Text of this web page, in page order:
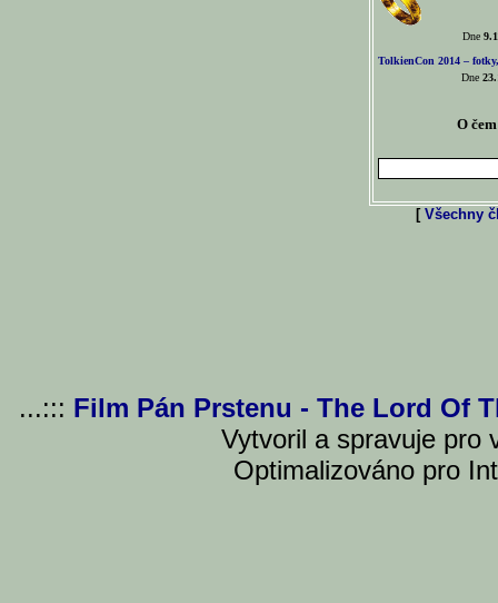
Dne
TolkienCon 2014 –
Dne
O
[ Všechny
...::: Film Pán Prstenu - The Lord Of
Vytvoril a spravuje pro
Optimalizováno pro